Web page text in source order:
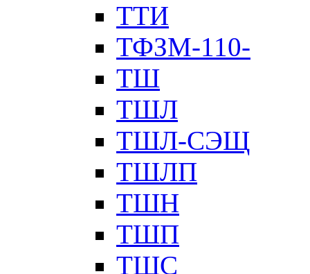
ТТИ
ТФЗМ-110-
ТШ
ТШЛ
ТШЛ-СЭЩ
ТШЛП
ТШН
ТШП
ТШС